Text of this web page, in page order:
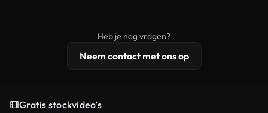
licentiebescherming omvat.
Heb je nog vragen?
Neem contact met ons op
Gratis stockvideo’s